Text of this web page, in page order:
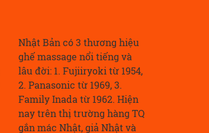
Nhật Bản có 3 thương hiệu
ghế massage nổi tiếng và
lâu đời: 1. Fujiiryoki từ 1954,
2. Panasonic từ 1969, 3.
Family Inada từ 1962. Hiện
nay trên thị trường hàng TQ
gắn mác Nhật, giả Nhật và